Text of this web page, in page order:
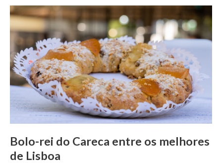
Bolo-rei do Careca entre os melhores
de Lisboa
Bolo-
rei
do
Careca
entre
os
melhores
de